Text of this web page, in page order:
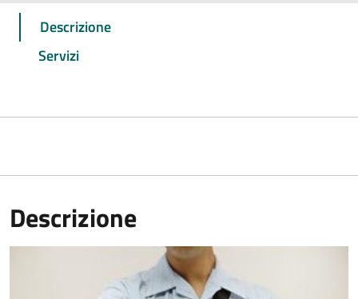
Descrizione
Servizi
Descrizione